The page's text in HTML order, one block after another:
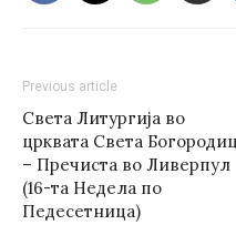
Previous article
Света Литургија во
црквата Светa
– Пречиста во Ливерпул
(16-та Недела по
Педесетница)